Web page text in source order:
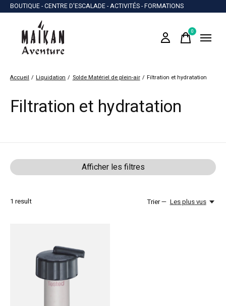
BOUTIQUE - CENTRE D'ESCALADE - ACTIVITÉS - FORMATIONS
0items
Accueil / Liquidation / Solde Matériel de plein-air / Filtration et hydratation
Filtration et hydratation
Afficher les filtres
1 result Trier — Les plus vus